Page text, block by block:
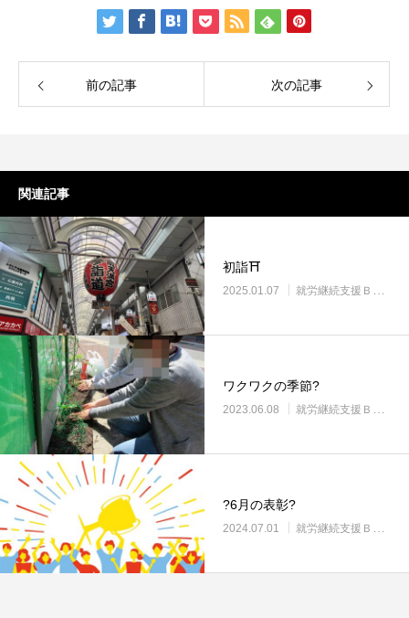
前の記事 次の記事
関連記事
初詣⛩️
2025.01.07 就労継続支援Ｂ型・ニコサービス城東センター
ワクワクの季節?
2023.06.08 就労継続支援Ｂ型・ニコサービス城東センター
?6月の表彰?
2024.07.01 就労継続支援Ｂ型・ニコサービス城東センター